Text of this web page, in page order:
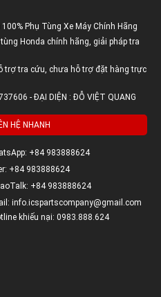
Phụ Tùng Xe Máy Chính Hãng
Honda chính hãng, giải pháp tra
trợ tra cứu, chưa hỗ trợ đặt hàng trực
- ĐẠI DIỆN : ĐỖ VIỆT QUANG
HỆ NHANH
+84 983888624
+84 983888624
+84 983888624
info.icspartscompany@gmail.com
khiếu nại: 0983.888.624